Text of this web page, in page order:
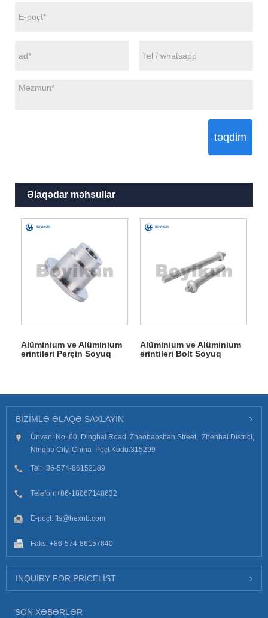
təqdim
Əlaqədar məhsullar
Alüminium və Alüminium
ərintiləri Perçin Soyuq
Alüminium və Alüminium
ərintiləri Bolt Soyuq
BIZIMLƏ ƏLAQƏ SAXLAYIN
Ünvan: No. 60, Dinghai Road, Zhaobaoshan Street, Zhenhai District,
Ningbo City, China Poçt Kodu:315299
Tel:+86-574-86152189
Telefon:+86-18067148632
E-poçt: fts@hexnb.com
Faks: +86-574-86157840
INQUIRY FOR PRICELIST
SON XƏBƏRLƏR